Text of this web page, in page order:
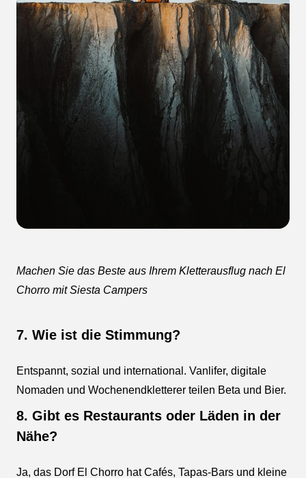
Machen Sie das Beste aus Ihrem Kletterausflug nach El
Chorro mit Siesta Campers
7. Wie ist die Stimmung?
Entspannt, sozial und international. Vanlifer, digitale
Nomaden und Wochenendkletterer teilen Beta und Bier.
8. Gibt es Restaurants oder Läden in der
Nähe?
Ja, das Dorf El Chorro hat Cafés, Tapas-Bars und kleine